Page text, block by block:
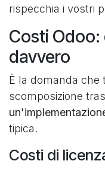
rispecchia i vostri
Costi
davvero
È la domanda che
scomposizione
tipica.
Costi di